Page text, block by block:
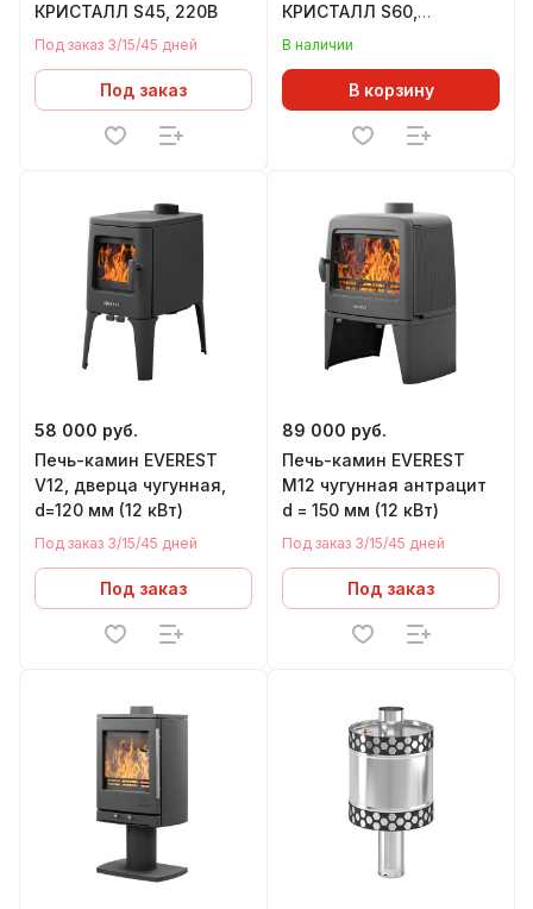
КРИСТАЛЛ S45, 220В
Под заказ 3/15/45 дней
Под заказ
КРИСТАЛЛ S60,
220В/380В
В наличии
В корзину
58 000 руб.
Печь-камин EVEREST
V12, дверца чугунная,
d=120 мм (12 кВт)
Под заказ 3/15/45 дней
Под заказ
89 000 руб.
Печь-камин EVEREST
М12 чугунная антрацит
d = 150 мм (12 кВт)
Под заказ 3/15/45 дней
Под заказ